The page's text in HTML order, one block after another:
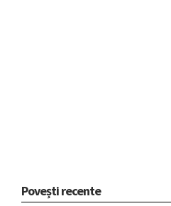
Povești recente